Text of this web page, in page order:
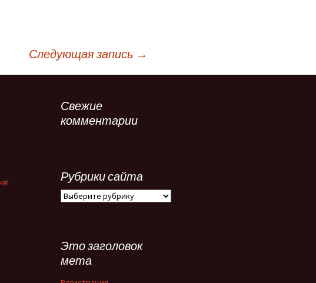
Следующая запись →
Свежие
комментарии
Рубрики сайта
Рубрики
Это заголовок
мета